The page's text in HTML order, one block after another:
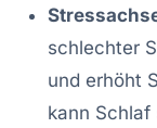
schlechter
und erhöht
kann Schlaf